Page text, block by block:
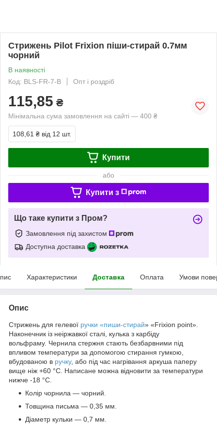
Стрижень Pilot Frixion піши-стирай 0.7мм
чорний
В наявності
Код: BLS-FR-7-B
Опт і роздріб
115,85 ₴
Мінімальна сума замовлення на сайті — 400 ₴
108,61 ₴ від 12 шт.
Купити
або
Купити з
Що таке купити з Пром?
Замовлення під захистом
Доступна доставка
Характеристики Доставка Оплата Умови
Опис
Стрижень для гелевої ручки «пиши-стирай» «Frixion point».
Наконечник із неіржавкої сталі, кулька з карбіду
вольфраму. Чернила стержня стають безбарвними під
впливом температури за допомогою стирання гумкою,
вбудованою в ручку, або під час нагрівання аркуша паперу
вище ніж +60 °C. Написане можна відновити за температури
нижче -18 °C.
Колір чорнила — чорний.
Товщина письма — 0,35 мм.
Діаметр кульки — 0,7 мм.